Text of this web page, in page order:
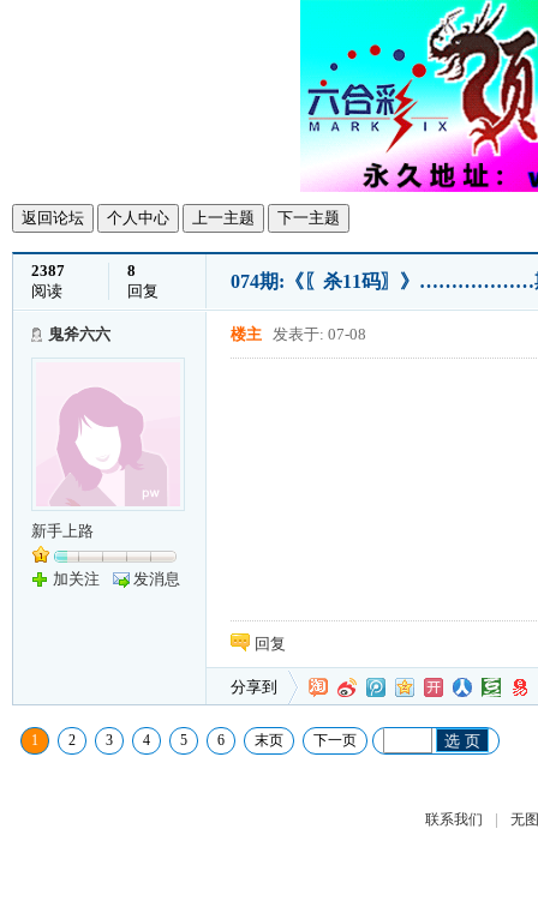
返回论坛 个人中心 上一主题 下一主题
2387
阅读
8
回复
074期:《〖杀11码〗》………………
鬼斧六六
新手上路
加关注 发消息
楼主 发表于: 07-08
回复
分享到
1 2 3 4 5 6 末页 下一页 选 页
联系我们 | 无